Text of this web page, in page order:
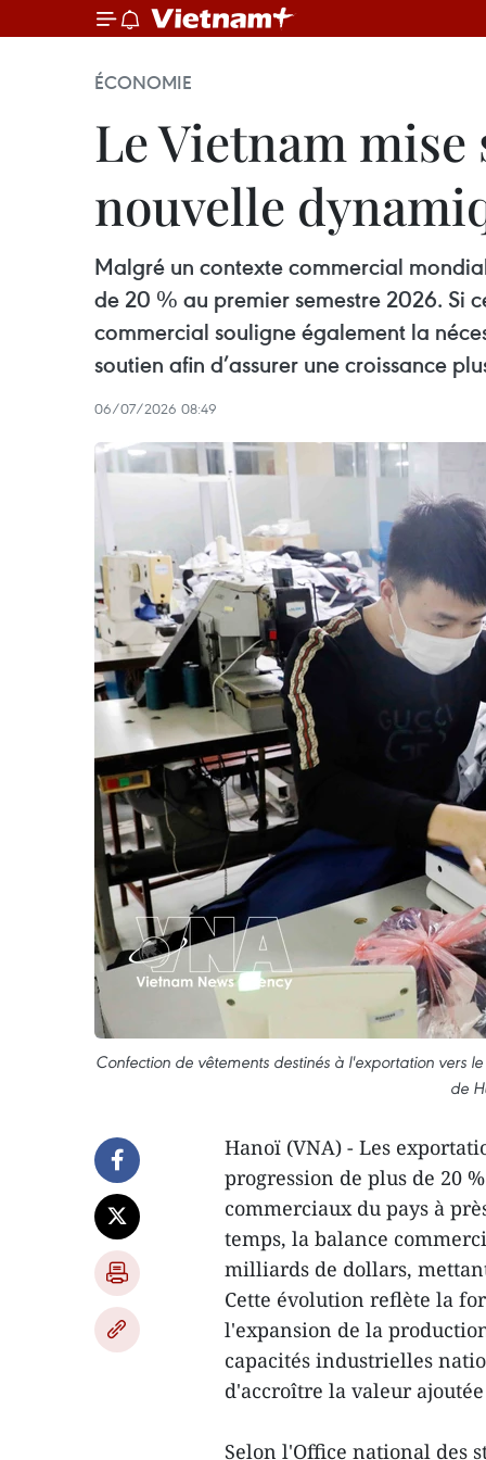
ÉCONOMIE
Le Vietnam
nouvelle
Malgré un contexte commercial
de 20 % au premier semestre 2026. Si
commercial souligne également la
soutien afin d’assurer une croissance
06/07/2026 08:49
Confection de vêtements destinés à l'exportation vers
de
Hanoï (VNA) - Les
progression de plus de 20
commerciaux du pays à
temps, la balance
milliards de dollars,
Cette évolution reflète la
l'expansion de la
capacités industrielles
d'accroître la valeur
Selon l'Office national des